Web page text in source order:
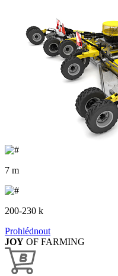
7 m
200-230 k
Prohlédnout
JOY OF FARMING